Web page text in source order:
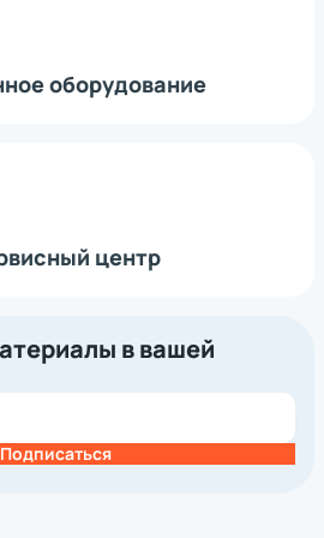
оборудование
центр
в вашей
Подписаться